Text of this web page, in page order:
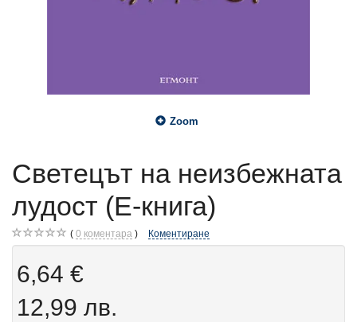
Zoom
Светецът на неизбежната
лудост (Е-книга)
0 коментара Коментиране
6,64 €
12,99 лв.